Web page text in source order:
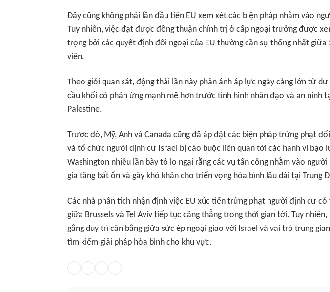
Đây cũng không phải lần đầu tiên EU xem xét các biện pháp nhằm vào
Tuy nhiên, việc đạt được đồng thuận chính trị ở cấp ngoại trưởng được
trọng bởi các quyết định đối ngoại của EU thường cần sự thống nhất giữa
viên.
Theo giới quan sát, động thái lần này phản ánh áp lực ngày càng lớn từ dư
cầu khối có phản ứng mạnh mẽ hơn trước tình hình nhân đạo và an ninh
Palestine.
Trước đó, Mỹ, Anh và Canada cũng đã áp đặt các biện pháp trừng phạt
và tổ chức người định cư Israel bị cáo buộc liên quan tới các hành vi bạo
Washington nhiều lần bày tỏ lo ngại rằng các vụ tấn công nhằm vào người
gia tăng bất ổn và gây khó khăn cho triển vọng hòa bình lâu dài tại Trung
Các nhà phân tích nhận định việc EU xúc tiến trừng phạt người định cư có
giữa Brussels và Tel Aviv tiếp tục căng thẳng trong thời gian tới. Tuy nhiên,
gắng duy trì cân bằng giữa sức ép ngoại giao với Israel và vai trò trung
tìm kiếm giải pháp hòa bình cho khu vực.